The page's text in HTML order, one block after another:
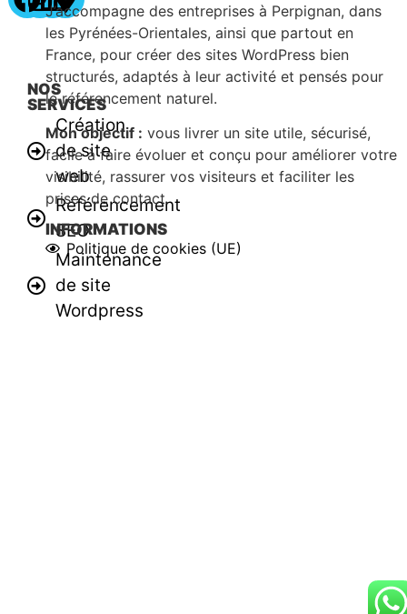
NOS
SERVICES
Création
de site
web
Référencement
SEO
Maintenance
de site
Wordpress
J’accompagne des entreprises à Perpignan, dans
les Pyrénées-Orientales, ainsi que partout en
France, pour créer des sites WordPress bien
structurés, adaptés à leur activité et pensés pour
le référencement naturel.
Mon objectif : vous livrer un site utile, sécurisé,
facile à faire évoluer et conçu pour améliorer votre
visibilité, rassurer vos visiteurs et faciliter les
prises de contact.
INFORMATIONS
Politique de cookies (UE)